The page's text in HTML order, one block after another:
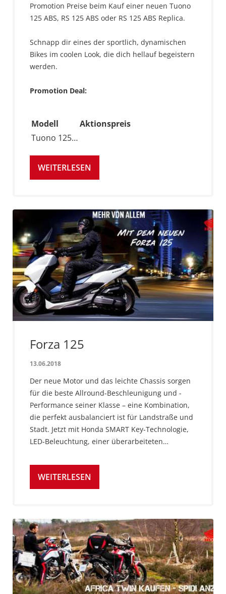
Promotion Preise beim Kauf einer neuen Tuono
125 ABS, RS 125 ABS oder RS 125 ABS Replica.
Schnapp dir eines der sportlich, dynamischen
Bikes im coolen Look, die dich hellauf begeistern
werden.
Promotion Deal:
Modell
Aktionspreis
Tuono 125…
WEITERLESEN
Forza 125
13.06.2018
Der neue Motor und das leichte Chassis sorgen
für die beste Allround-Beschleunigung und -
Performance seiner Klasse – eine Kombination,
die perfekt ausbalanciert ist für Landstraße und
Stadt. Jetzt mit Honda SMART Key-Technologie,
LED-Beleuchtung, einer überarbeiteten…
WEITERLESEN